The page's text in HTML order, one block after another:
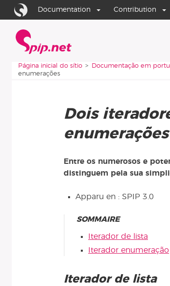
Aller au contenu
Aller à la navigation
Documentation Contribution
Vous êtes ici :
Página inicial do sítio Documentação em
enumerações
Dois
enumerações
Entre os numerosos e
distinguem pela sua
Apparu en : SPIP 3.0
SOMMAIRE
Iterador de lista
Iterador enumeração
Iterador de lista